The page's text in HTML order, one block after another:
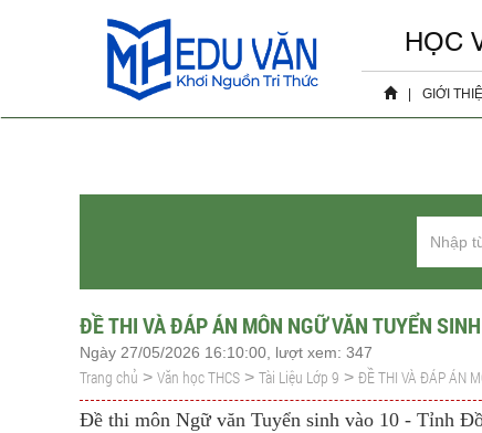
HỌC
GIỚI
ĐỀ THI VÀ ĐÁP ÁN MÔN NGỮ VĂN TUYỂN
Ngày 27/05/2026 16:10:00, lượt xem: 347
Trang chủ > Văn học THCS > Tài Liệu Lớp 9 > ĐỀ THI VÀ ĐÁP ÁN
Đề thi môn Ngữ văn Tuyển sinh vào 10 - Tỉnh